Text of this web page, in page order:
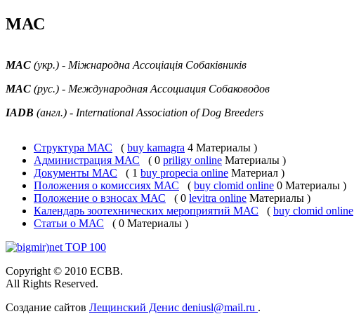
МАС
МАС (укр.) - Міжнародна Ассоціація Собаківників
МАС (рус.) - Международная Ассоциация Собаководов
IADB (англ.) - International Association of Dog Breeders
Структура МАС ( buy kamagra 4 Материалы )
Администрация МАС
( 0 priligy online Материалы )
Документы МАС
( 1 buy propecia online Материал )
Положения о комиссиях МАС
( buy clomid online 0 Материалы )
Положение о взносах МАС
( 0 levitra online Материалы )
Календарь зоотехнических мероприятий МАС
( buy clomid online
Статьи о МАС
( 0 Материалы )
Copyright © 2010 ЕСВВ.
All Rights Reserved.
Создание сайтов Лещинский Денис deniusl@mail.ru .